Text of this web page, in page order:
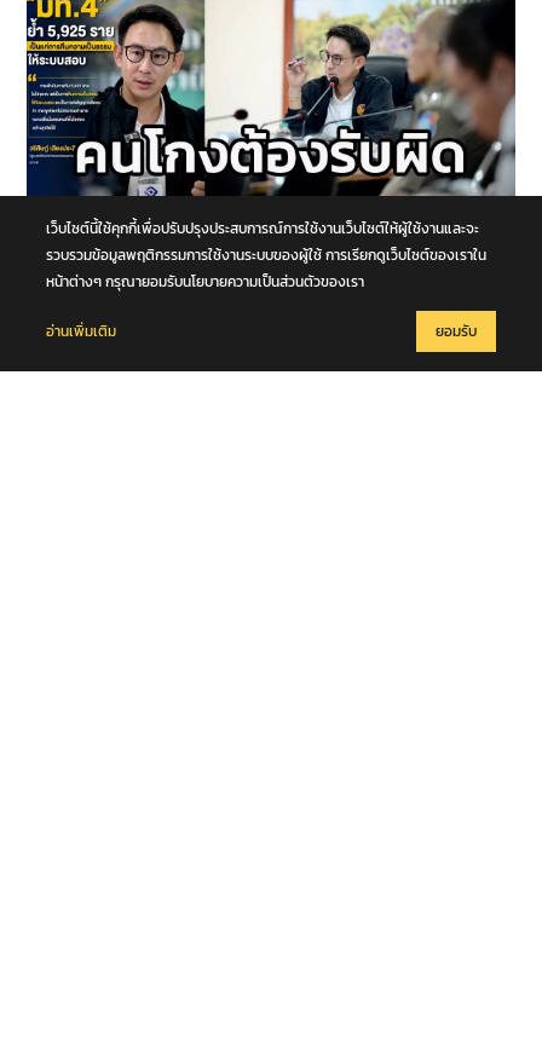
11 สิงหาคม 2569
“มท.4” ย้ำ 5,925 ราย เป็นแค่การคืนความเป็นธรรมให้ระบบสอบ ลั่น ต้อง
ผิด
เว็บไซต์นี้ใช้คุกกี้เพื่อปรับปรุงประสบการณ์การใช้งานเว็บไซต์ให้ผู้ใช้งานและจะ
รวบรวมข้อมูลพฤติกรรมการใช้งานระบบของผู้ใช้ การเรียกดูเว็บไซต์ของเราใน
หน้าต่างๆ กรุณายอมรับนโยบายความเป็นส่วนตัวของเรา
อ่านเพิ่มเติม ยอมรับ